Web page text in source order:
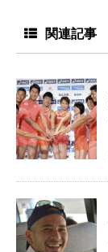
関連記事